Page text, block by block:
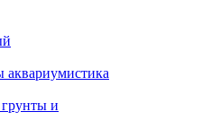
аквариумистика
и